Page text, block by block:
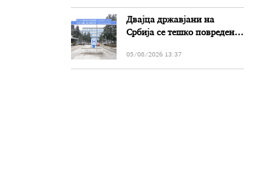
Двајца државјани на
Србија се тешко повредени
Прилеп-Битола
05/08/2026 13:37